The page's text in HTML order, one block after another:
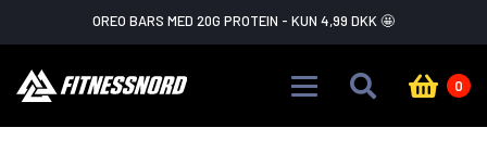
Skip to main contentOREO BARS MED 20G PROTEIN - KUN 4,99 DKK 🤩
0